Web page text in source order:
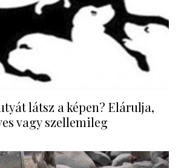
látsz a képen? Elárulja,
vagy szellemileg